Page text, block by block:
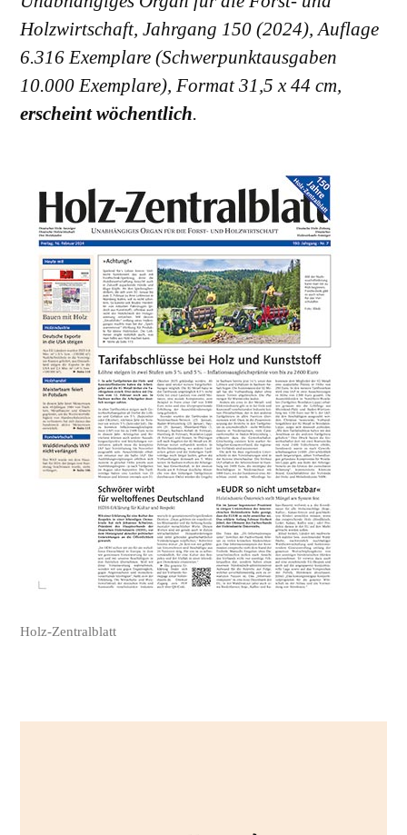
Holzwirtschaft, Jahrgang 150 (2024), Auflage
6.316 Exemplare (Schwerpunktausgaben
10.000 Exemplare), Format 31,5 x 44 cm,
erscheint wöchentlich.
Holz-Zentralblatt